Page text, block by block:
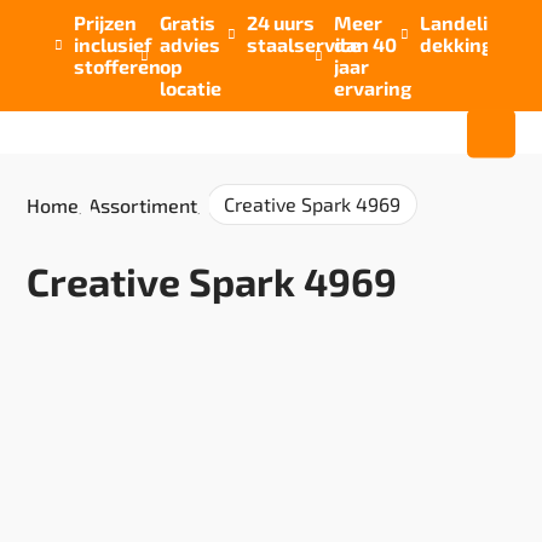

Prijzen
inclusief
stofferen

Gratis
advies
op
locatie

24 uurs
staalservice

Meer
dan 40
jaar
ervaring

Landelijke
dekking
Home Assortiment Creative Spark 4969
Creative Spark 4969